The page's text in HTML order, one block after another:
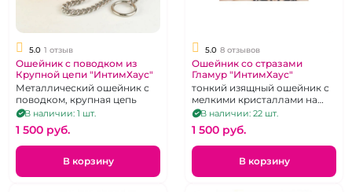
5.0 1 отзыв
Ошейник с поводком из
Крупной цепи "ИнтимХаус"
Металлический ошейник с
поводком, крупная цепь
В наличии: 1 шт.
1 500 pуб.
В корзину
5.0 8 отзывов
Ошейник со стразами
Гламур "ИнтимХаус"
тонкий изящный ошейник с
мелкими кристаллами на
длинном поводке
В наличии: 22 шт.
1 500 pуб.
В корзину